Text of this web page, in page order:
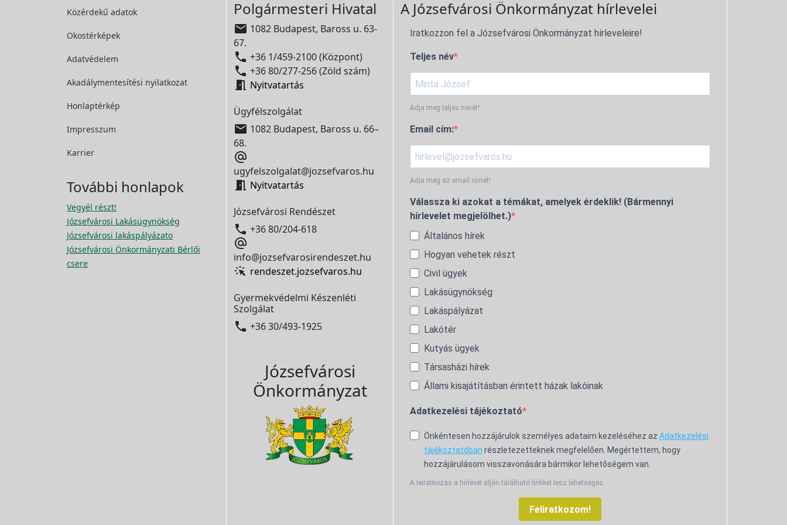
Közérdekű adatok
Okostérképek
Adatvédelem
Akadálymentesítési nyilatkozat
Honlaptérkép
Impresszum
Karrier
További honlapok
Vegyél részt!
Józsefvárosi Lakásügynökség
Józsefvárosi lakáspályázato
Józsefvárosi Önkormányzati Bérlői
csere
Polgármesteri Hivatal
 1082 Budapest, Baross u. 63-
67.
 +36 1/459-2100 (Központ)
 +36 80/277-256 (Zöld szám)
 Nyitvatartás
Ügyfélszolgálat
 1082 Budapest, Baross u. 66–
68.

ugyfelszolgalat@jozsefvaros.hu
 Nyitvatartás
Józsefvárosi Rendészet
 +36 80/204-618

info@jozsefvarosirendeszet.hu
rendeszet.jozsefvaros.hu
Gyermekvédelmi Készenléti
Szolgálat
 +36 30/493-1925
Józsefvárosi
Önkormányzat
A Józsefvárosi Önkormányzat hírlevelei
Iratkozzon fel a Józsefvárosi Önkormányzat hírleveleire!
Teljes név
Adja meg teljes nevét!
Email cím:
Adja meg az email címét!
Válassza ki azokat a témákat, amelyek érdeklik! (Bármennyi
hírlevelet megjelölhet.)
Általános hírek
Hogyan vehetek részt
Civil ügyek
Lakásügynökség
Lakáspályázat
Lakótér
Kutyás ügyek
Társasházi hírek
Állami kisajátításban érintett házak lakóinak
Adatkezelési tájékoztató
Önkéntesen hozzájárulok személyes adataim kezeléséhez az Adatkezelési
tájékoztatóban részletezetteknek megfelelően. Megértettem, hogy
hozzájárulásom visszavonására bármikor lehetőségem van.
A leiratkozás a hírlevél alján található linkkel lesz lehetséges.
Feliratkozom!